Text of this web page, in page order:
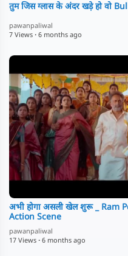
तुम जिस ग्लास के अंदर खड़े हो वो
pawanpaliwal
7 Views · 6 months ago
अभी होगा असली खेल शुरू _ Ram Pothineni _ Sreeleela _ Skanda
Action Scene
pawanpaliwal
17 Views · 6 months ago